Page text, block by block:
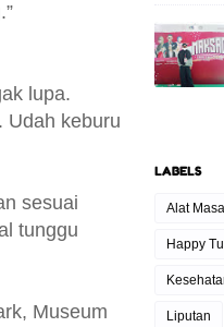
lupa.
Udah keburu
sesuai
tunggu
Museum
LABELS
Alat
Happy
Liputan